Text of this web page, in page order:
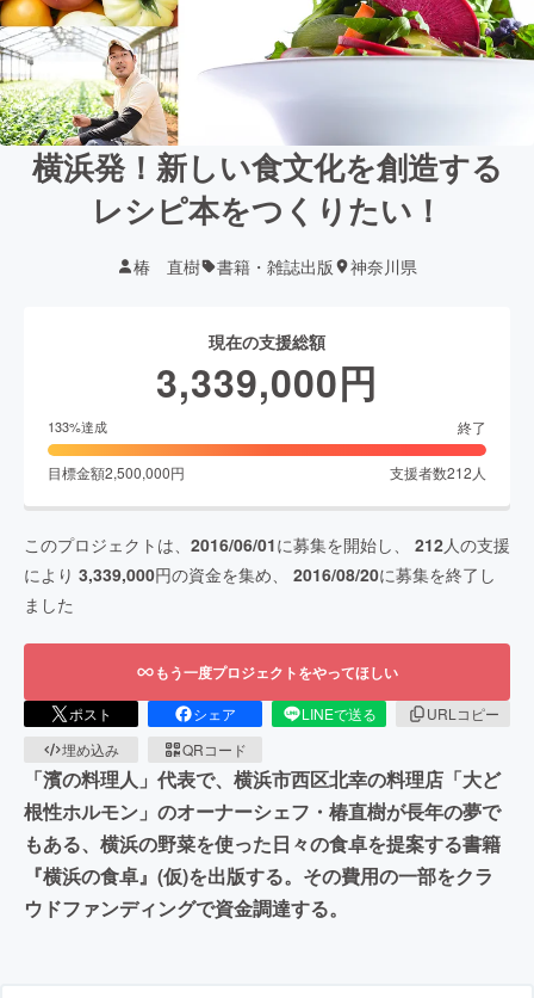
横浜発！新しい食文化を創造する
レシピ本をつくりたい！
椿 直樹 書籍・雑誌出版 神奈川県
現在の支援総額
3,339,000円
133%達成 終了
目標金額2,500,000円 支援者数212 人
このプロジェクトは、 2016/06/01に募集を開始し、 212人の支援
により 3,339,000円の資金を集め、 2016/08/20に募集を終了し
ました
もう一度プロジェクトをやってほしい
ポスト シェア LINEで送る
URLコピー
埋め込み
QRコード
「濱の料理人」代表で、横浜市西区北幸の料理店「大ど
根性ホルモン」のオーナーシェフ・椿直樹が長年の夢で
もある、横浜の野菜を使った日々の食卓を提案する書籍
『横浜の食卓』(仮)を出版する。その費用の一部をクラ
ウドファンディングで資金調達する。